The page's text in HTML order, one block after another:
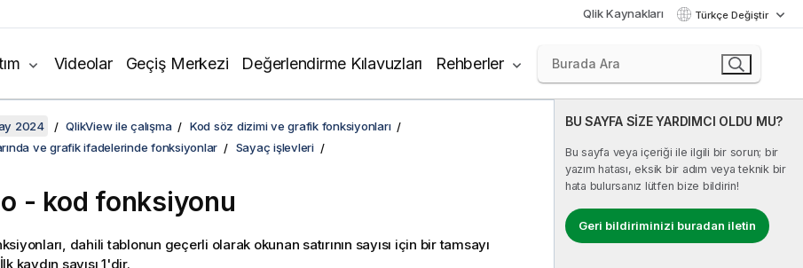
Qlik Kaynakları Türkçe Değiştir
Videolar Geçiş Merkezi Değerlendirme Kılavuzları Rehberler
BU SAYFA SİZE YARDIMCI OLDU MU?
Bu sayfa veya içeriği ile ilgili bir sorun; bir
yazım hatası, eksik bir adım veya teknik bir
hata bulursanız lütfen bize bildirin!
Geri bildiriminizi buradan iletin
2024 QlikView ile çalışma
Kod söz dizimi ve grafik fonksiyonları
ve grafik ifadelerinde fonksiyonlar
Sayaç işlevleri
- kod fonksiyonu
dahili tablonun geçerli olarak okunan satırının sayısı için bir tamsayı
kaydın sayısı 1'dir.